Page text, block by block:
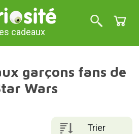
cadeaux
garçons fans de
Wars
Trier